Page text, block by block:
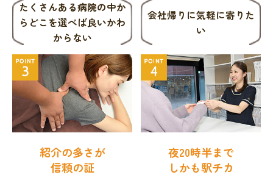
たくさんある病院の中か
ら どこを選べば良いかわ
からない
紹介の多さが
信頼の証
会社帰りに気軽に寄りた
い
夜20時半まで
しかも駅チカ